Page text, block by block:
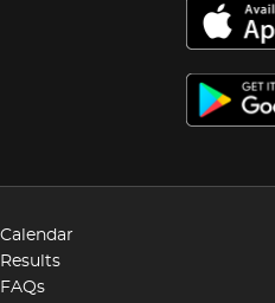
Calendar
Results
FAQs